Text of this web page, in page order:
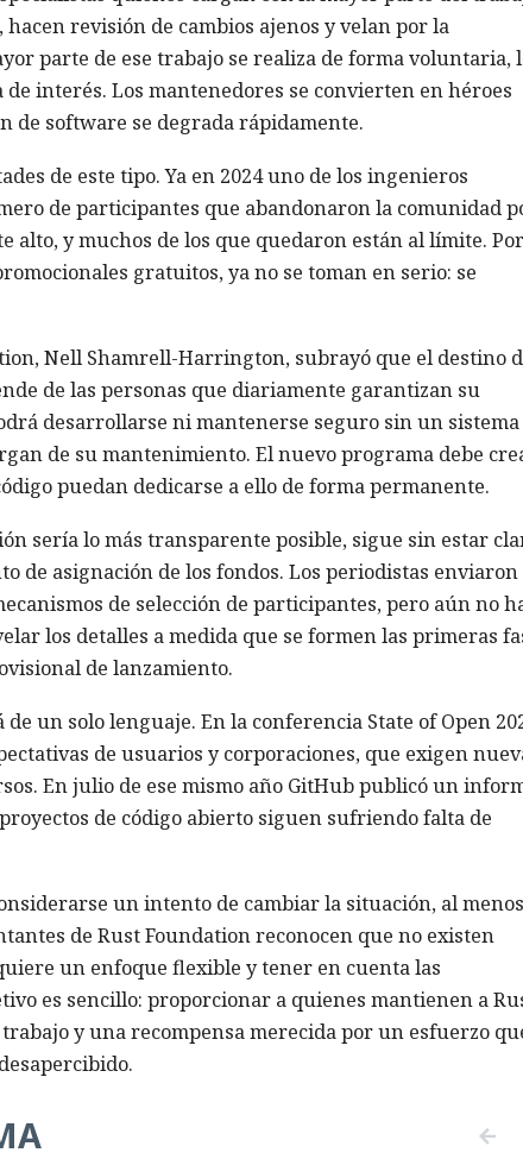
revisión de cambios ajenos y velan por la
parte de ese trabajo se realiza de forma voluntaria,
interés. Los mantenedores se convierten en héroes
de software se degrada rápidamente.
de este tipo. Ya en 2024 uno de los ingenieros
de participantes que abandonaron la comunidad
alto, y muchos de los que quedaron están al límite.
gratuitos, ya no se toman en serio: se
Nell Shamrell-Harrington, subrayó que el destino
de las personas que diariamente garantizan su
desarrollarse ni mantenerse seguro sin un sistema
de su mantenimiento. El nuevo programa debe
puedan dedicarse a ello de forma permanente.
sería lo más transparente posible, sigue sin estar
de asignación de los fondos. Los periodistas
de selección de participantes, pero aún no
los detalles a medida que se formen las primeras
de lanzamiento.
un solo lenguaje. En la conferencia State of Open
de usuarios y corporaciones, que exigen
En julio de ese mismo año GitHub publicó un
de código abierto siguen sufriendo falta de
un intento de cambiar la situación, al
de Rust Foundation reconocen que no existen
un enfoque flexible y tener en cuenta las
es sencillo: proporcionar a quienes mantienen a
y una recompensa merecida por un esfuerzo